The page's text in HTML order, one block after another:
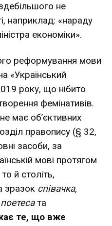
не
наприклад: «нараду
економіки».
реформування мови
«Український
року, що нібито
фемінативів.
має об’єктивних
правопису (§ 32,
засоби, за
мові протягом
й століть,
зразок співачка,
та
те, що вже